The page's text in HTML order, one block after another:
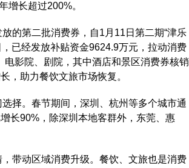
增长超过200%。
第二批消费券，自1月11日第二期“津乐
已经发放补贴资金9624.9万元，拉动消费
影院、剧院，其中酒店和景区消费券核销
，助力餐饮文旅市场恢复。
。春节期间，深圳、杭州等多个城市通
长90%，除深圳本地客群外，东莞、惠
带动区域消费升级。餐饮、文旅也是消费